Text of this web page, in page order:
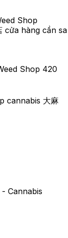
Shop
cửa hàng cần sa
Shop 420
cannabis 大麻
Cannabis